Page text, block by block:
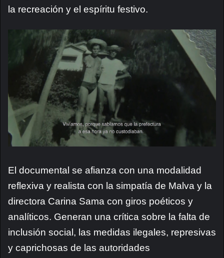
la recreación y el espíritu festivo.
El documental se afianza con una modalidad
reflexiva y realista con la simpatía de Malva y la
directora Carina Sama con giros poéticos y
analíticos. Generan una crítica sobre la falta de
inclusión social, las medidas ilegales, represivas
y caprichosas de las autoridades